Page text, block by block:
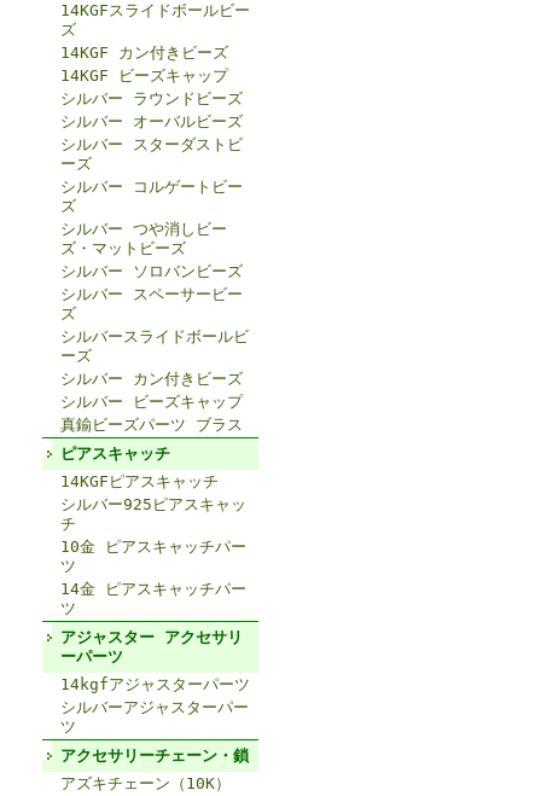
14KGFスライドボールビー
ズ
14KGF カン付きビーズ
14KGF ビーズキャップ
シルバー ラウンドビーズ
シルバー オーバルビーズ
シルバー スターダストビ
ーズ
シルバー コルゲートビー
ズ
シルバー つや消しビー
ズ・マットビーズ
シルバー ソロバンビーズ
シルバー スペーサービー
ズ
シルバースライドボールビ
ーズ
シルバー カン付きビーズ
シルバー ビーズキャップ
真鍮ビーズパーツ ブラス
ピアスキャッチ
14KGFピアスキャッチ
シルバー925ピアスキャッ
チ
10金 ピアスキャッチパー
ツ
14金 ピアスキャッチパー
ツ
アジャスター アクセサリ
ーパーツ
14kgfアジャスターパーツ
シルバーアジャスターパー
ツ
アクセサリーチェーン・鎖
アズキチェーン（10K）